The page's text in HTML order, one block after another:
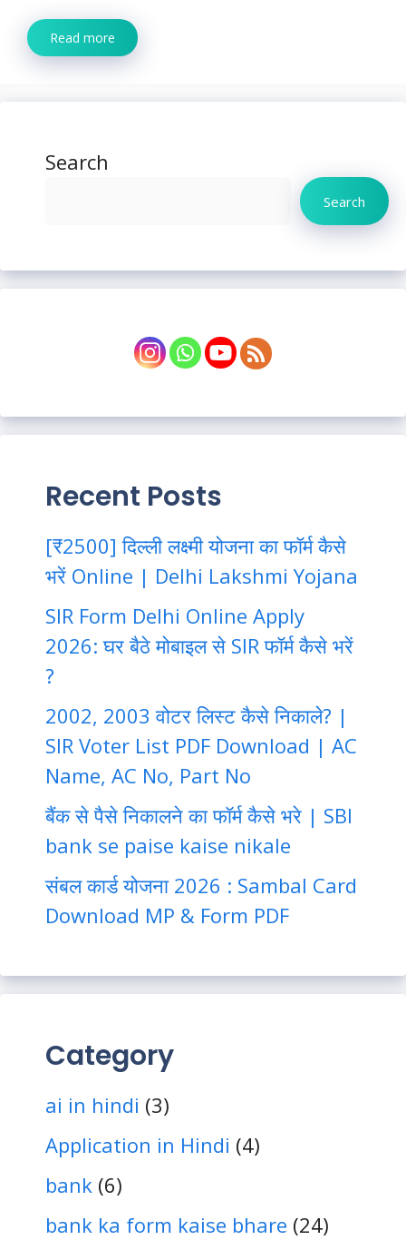
Read more
Search
Search
Recent Posts
[₹2500] दिल्ली लक्ष्मी योजना का फॉर्म कैसे
भरें Online | Delhi Lakshmi Yojana
SIR Form Delhi Online Apply
2026: घर बैठे मोबाइल से SIR फॉर्म कैसे भरें
?
2002, 2003 वोटर लिस्ट कैसे निकाले? |
SIR Voter List PDF Download | AC
Name, AC No, Part No
बैंक से पैसे निकालने का फॉर्म कैसे भरे | SBI
bank se paise kaise nikale
संबल कार्ड योजना 2026 : Sambal Card
Download MP & Form PDF
Category
ai in hindi (3)
Application in Hindi (4)
bank (6)
bank ka form kaise bhare (24)